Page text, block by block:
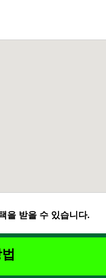
을 받을 수 있습니다.